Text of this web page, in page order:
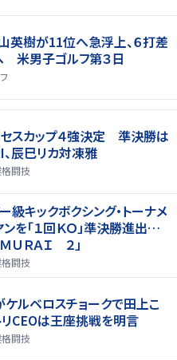
英樹が11位へ急浮上、６打差
米男子ゴルフ第３日
セスカップ４強決定 準決勝は
辰巳リカ対凍雅
闘技
級キックボクシング・トーナメ
ンを「１回ＫＯ」準決勝進出…
ＵＲＡＩ ２」
闘技
ケルベロスチョークで田上こ
リCEOは王座挑戦を明言
闘技